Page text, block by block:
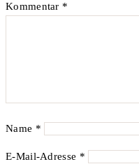
Kommentar *
Name *
E-Mail-Adresse *